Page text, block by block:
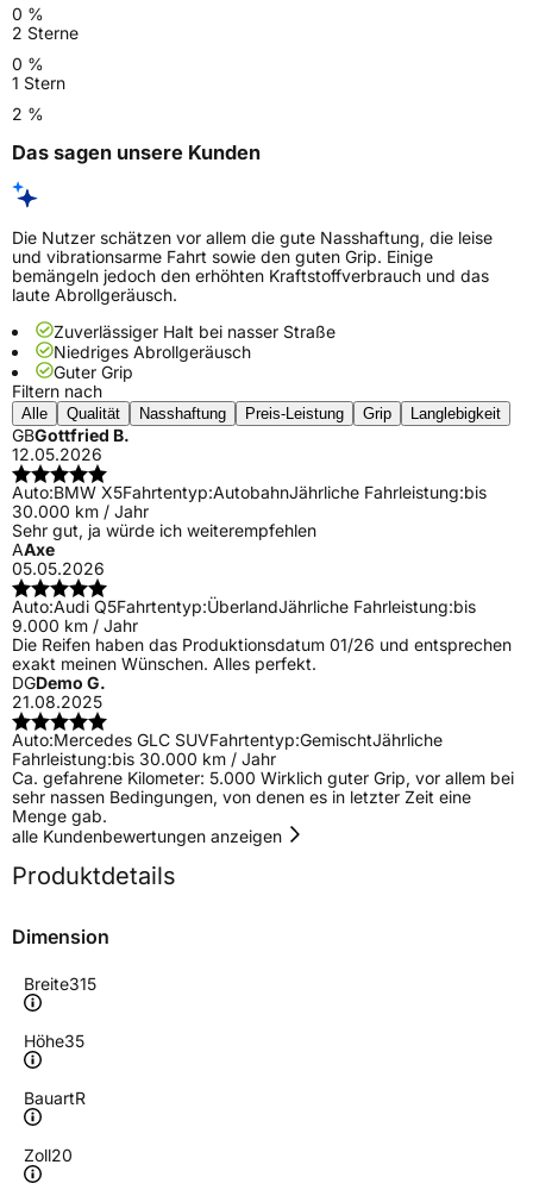
0 %
2 Sterne
0 %
1 Stern
2 %
Das sagen unsere Kunden
Die Nutzer schätzen vor allem die gute Nasshaftung, die leise
und vibrationsarme Fahrt sowie den guten Grip. Einige
bemängeln jedoch den erhöhten Kraftstoffverbrauch und das
laute Abrollgeräusch.
Zuverlässiger Halt bei nasser Straße
Niedriges Abrollgeräusch
Guter Grip
Filtern nach
Alle Qualität Nasshaftung Preis-Leistung Grip Langlebigkeit
GBGottfried B.
12.05.2026
Auto:BMW X5Fahrtentyp:AutobahnJährliche Fahrleistung:bis
30.000 km / Jahr
Sehr gut, ja würde ich weiterempfehlen
AAxe
05.05.2026
Auto:Audi Q5Fahrtentyp:ÜberlandJährliche Fahrleistung:bis
9.000 km / Jahr
Die Reifen haben das Produktionsdatum 01/26 und entsprechen
exakt meinen Wünschen. Alles perfekt.
DGDemo G.
21.08.2025
Auto:Mercedes GLC SUVFahrtentyp:GemischtJährliche
Fahrleistung:bis 30.000 km / Jahr
Ca. gefahrene Kilometer: 5.000 Wirklich guter Grip, vor allem bei
sehr nassen Bedingungen, von denen es in letzter Zeit eine
Menge gab.
alle Kundenbewertungen anzeigen
Produktdetails
Dimension
Breite315
Höhe35
BauartR
Zoll20